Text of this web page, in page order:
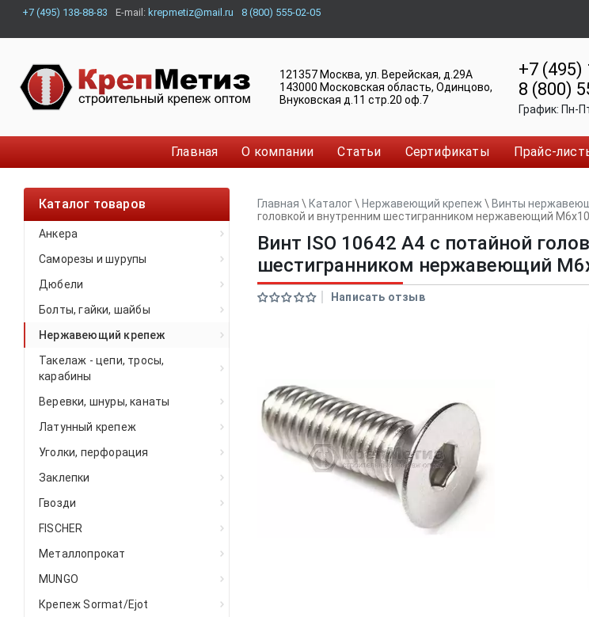
+7 (495) 138-88-83 E-mail: krepmetiz@mail.ru 8 (800) 555-02-05
121357 Москва, ул. Верейская, д.29А
143000 Московская область, Одинцово,
Внуковская д.11 стр.20 оф.7
+7 (495)
8 (800)
График: Пн-
Главная О компании Статьи Сертификаты Прайс-
Каталог товаров
Анкера
Саморезы и шурупы
Дюбели
Болты, гайки, шайбы
Нержавеющий крепеж
Такелаж - цепи, тросы,
карабины
Веревки, шнуры, канаты
Латунный крепеж
Уголки, перфорация
Заклепки
Гвозди
FISCHER
Металлопрокат
MUNGO
Крепеж Sormat/Ejot
Главная \ Каталог\ Нержавеющий крепеж \ Винты
головкой и внутренним шестигранником нержавеющий M6x10
Винт ISO 10642 A4 с потайной
шестигранником нержавеющий
Написать отзыв